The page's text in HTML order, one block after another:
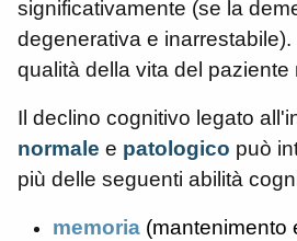
significativamente (se la
degenerativa e inarrestabile).
qualità della vita del paziente
Il declino cognitivo legato
normale e patologico può
più delle seguenti abilità
memoria (mantenimento